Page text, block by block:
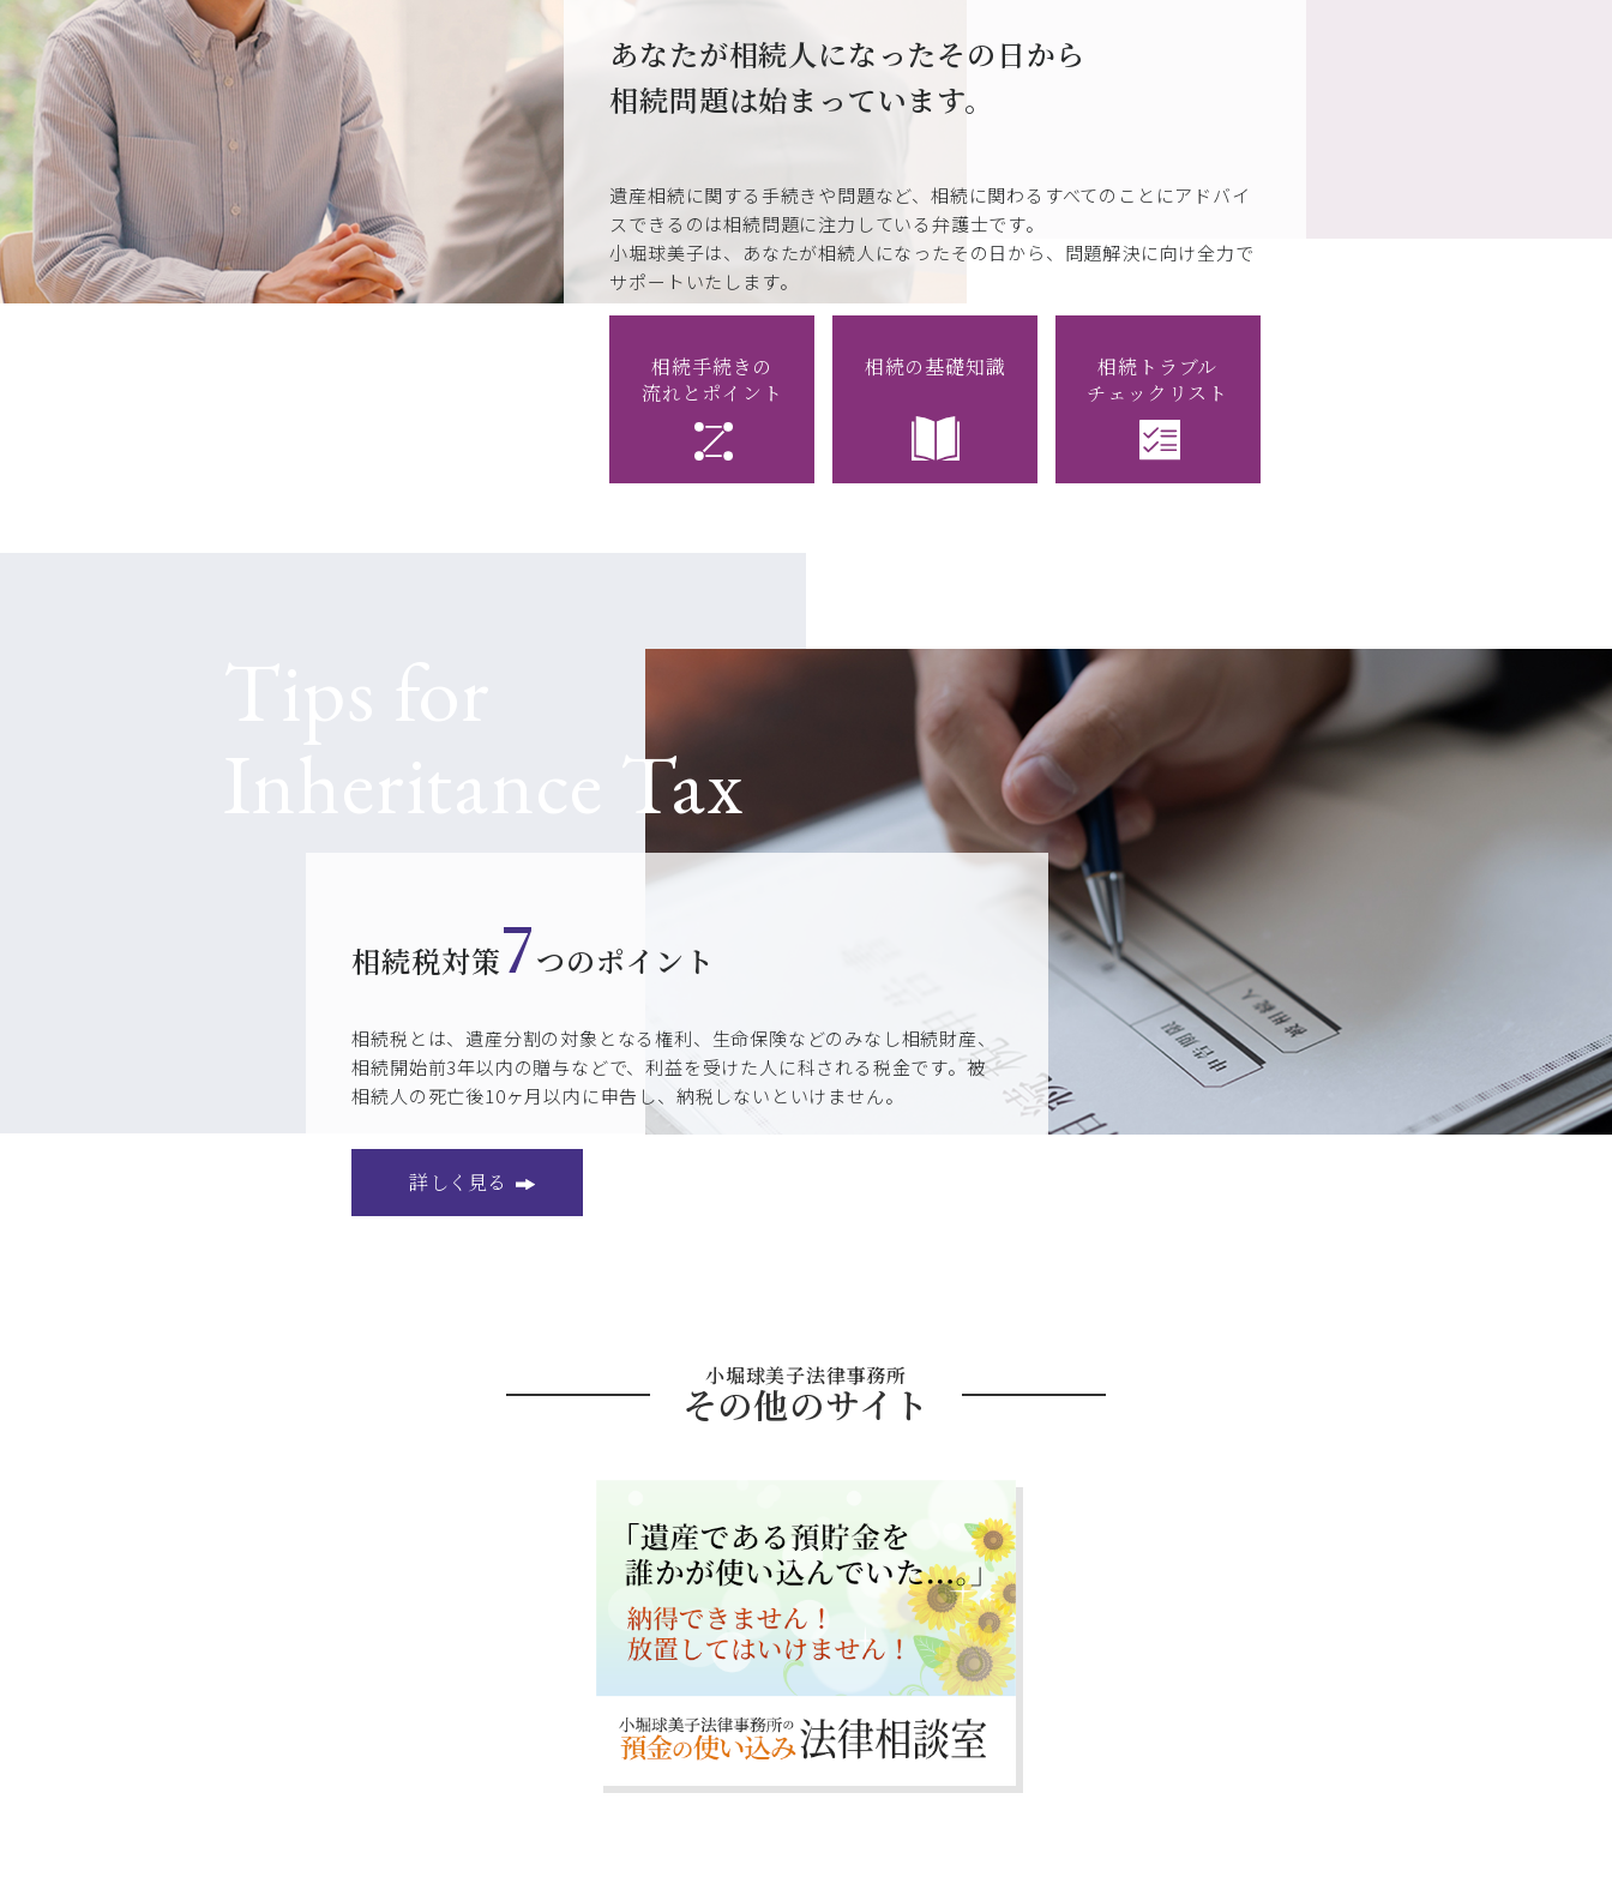
あなたが相続人になったその日から
相続問題は始まっています。
遺産相続に関する手続きや問題など、相続に関わるすべてのことにアドバイ
スできるのは相続問題に注力している弁護士です。
小堀球美子は、あなたが相続人になったその日から、問題解決に向け全力で
サポートいたします。
相続手続きの
流れとポイント
相続の基礎知識
相続トラブル
チェックリスト
相続税対策7つのポイント
相続税とは、遺産分割の対象となる権利、生命保険などのみなし相続財産、
相続開始前3年以内の贈与などで、利益を受けた人に科される税金です。被
相続人の死亡後10ヶ月以内に申告し、納税しないといけません。
詳しく見る
小堀球美子法律事務所
その他のサイト